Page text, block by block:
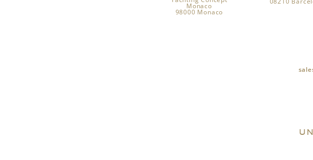
Monaco
98000 Monaco